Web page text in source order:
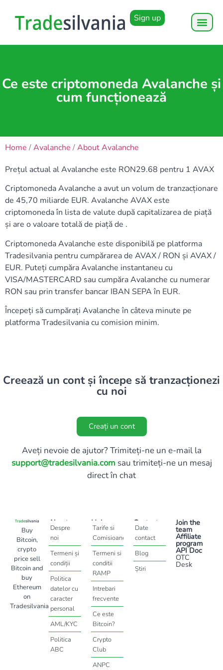
Sign up
Ce este criptomoneda Avalanche și
cum funcționează
Home /Avalanche /About Avalanche
Prețul actual al Avalanche este RON29.68 pentru 1 AVAX
Criptomoneda Avalanche a avut un volum de tranzacționare
de 45,70 miliarde EUR. Avalanche AVAX este
criptomoneda în lista de valute după capitalizarea de piață
și are o valoare totală de piață de .
Criptomoneda Avalanche este disponibilă pe platforma
Tradesilvania pentru cumpărarea de AVAX / RON și AVAX /
EUR. Puteți cumpăra Avalanche instantaneu cu
VISA/MASTERCARD sau cumpăra Avalanche cu numerar
RON sau prin transfer bancar IBAN SEPA în EUR.
Începeți să cumpărați Avalanche în câteva minute pe
platforma Tradesilvania cu comision minim.
Creează un cont și începe să tranzacționezi
cu noi
Creați un cont
Aveți nevoie de ajutor? Trimiteți-ne un e-mail la
support@tradesilvania.com sau trimiteți-ne un mesaj
direct în chat
Buy
Bitcoin,
crypto
price sell
Bitcoin and
buy
Ethereum
on
Tradesilvania
About
Despre
noi
Termeni și
condiții
Politica
datelor cu
caracter
personal
AML/KYC
Politica
ABC
Help
Tarife si
Comisioane
Termeni si
conditii
RAMP
Intrebari
frecvente
Ce este
Bitcoin?
Crypto
Club
ANPC
Contact
Date
contact
Blog
Știri
Join the
team
Affiliate
program
API Doc
OTC
Desk